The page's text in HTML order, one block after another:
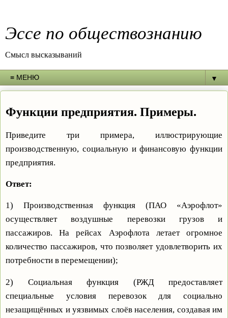
Эссе по обществознанию
Смысл высказываний
▼
Функции предприятия. Примеры.
Приведите три примера, иллюстрирующие
производственную, социальную и финансовую функции
предприятия.
Ответ:
1) Производственная функция (ПАО «Аэрофлот»
осуществляет воздушные перевозки грузов и
пассажиров. На рейсах Аэрофлота летает огромное
количество пассажиров, что позволяет удовлетворить их
потребности в перемещении);
2) Социальная функция (РЖД предоставляет
специальные условия перевозок для социально
незащищённых и уязвимых слоёв населения, создавая им